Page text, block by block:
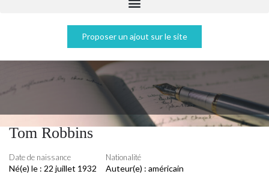
Proposer un ajout sur le site
Tom Robbins
Date de naissance
Né(e) le : 22 juillet 1932
Nationalité
Auteur(e) : américain